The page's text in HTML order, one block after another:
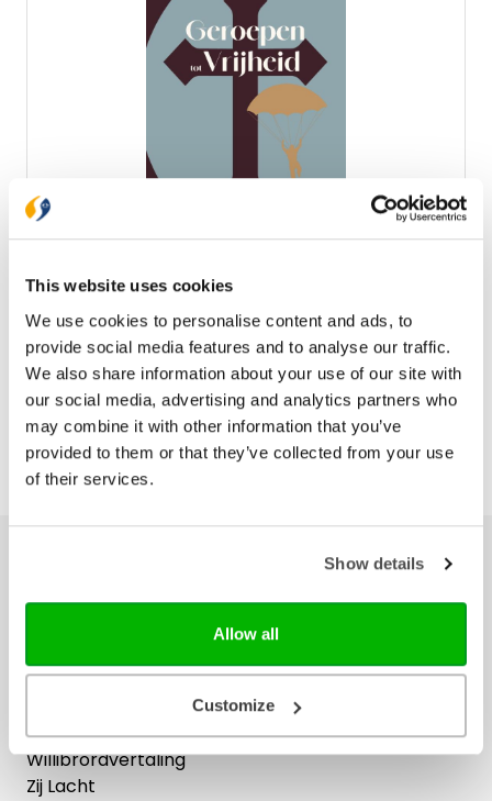
This website uses cookies
We use cookies to personalise content and ads, to
provide social media features and to analyse our traffic.
We also share information about your use of our site with
our social media, advertising and analytics partners who
may combine it with other information that you’ve
provided to them or that they’ve collected from your use
of their services.
Show details
Allow all
Customize
Geroepen tot vrijheid
€ 17,99
Het Boek
Herziene Statenvertaling
Nieuwe Bijbelvertaling 2021
Willibrordvertaling
Zij Lacht